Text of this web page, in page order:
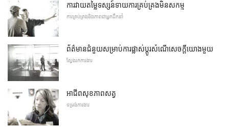
ការវាយតម្លៃទស្សន៍ទាយការគ្រប់គ្រងមិនសកម្ម
ការគ្រប់គ្រងនិងភាពជាអ្នកដឹកនាំ
ព័ត៌មានជំនួយសម្រាប់ការផ្លាស់ប្តូរសំណើសេចក្តីយោងមួយ
ស្វែងរកការងារ
អាជីពសុខភាពសត្វ
ទម្រង់ការងារ